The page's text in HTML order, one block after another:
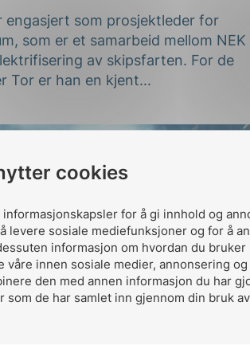
cookies
for å gi innhold og
levere sosiale mediefunksjoner og for å
informasjon om hvordan du
våre innen sosiale medier, annonsering
den med annen informasjon du har
som de har samlet inn gjennom din bruk
engasjert som prosjektleder for
som er et samarbeid mellom NEK
av skipsfarten. For de
Tor er han en kjent...